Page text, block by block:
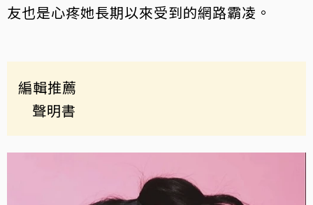
友也是心疼她長期以來受到的網路霸凌。
編輯推薦
聲明書